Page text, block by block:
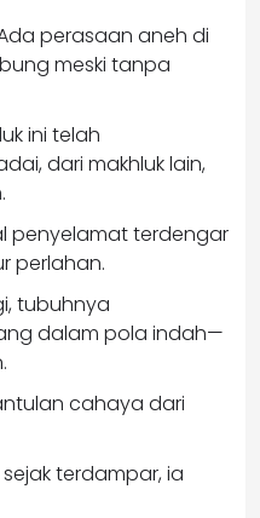
perasaan aneh di
meski tanpa
ini telah
dari makhluk lain,
penyelamat terdengar
perlahan.
tubuhnya
dalam pola indah—
cahaya dari
terdampar, ia